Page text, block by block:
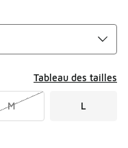
Tableau des tailles
M L